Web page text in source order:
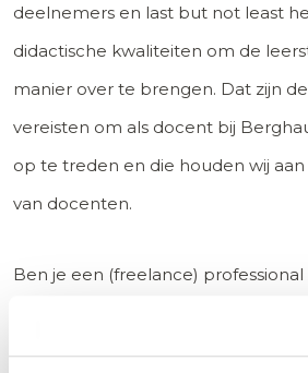
deelnemers en last but not least
didactische kwaliteiten om de
manier over te brengen. Dat zijn
vereisten om als docent bij
op te treden en die houden wij
van docenten.
Ben je een (freelance)
vakgebieden? En heb je interesse